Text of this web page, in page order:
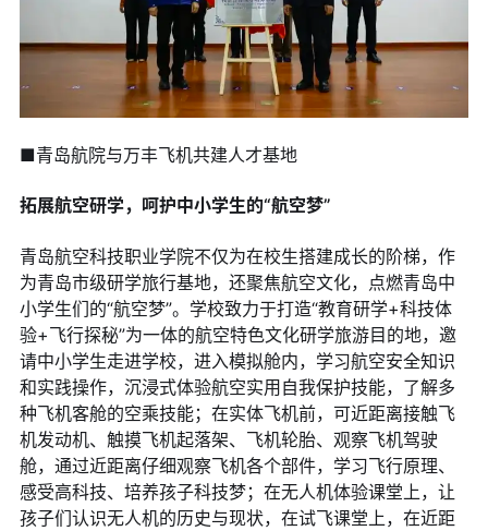
■青岛航院与万丰飞机共建人才基地
拓展航空研学，呵护中小学生的“航空梦”
青岛航空科技职业学院不仅为在校生搭建成长的阶梯，作
为青岛市级研学旅行基地，还聚焦航空文化，点燃青岛中
小学生们的“航空梦”。学校致力于打造“教育研学+科技体
验+飞行探秘”为一体的航空特色文化研学旅游目的地，邀
请中小学生走进学校，进入模拟舱内，学习航空安全知识
和实践操作，沉浸式体验航空实用自我保护技能，了解多
种飞机客舱的空乘技能；在实体飞机前，可近距离接触飞
机发动机、触摸飞机起落架、飞机轮胎、观察飞机驾驶
舱，通过近距离仔细观察飞机各个部件，学习飞行原理、
感受高科技、培养孩子科技梦；在无人机体验课堂上，让
孩子们认识无人机的历史与现状，在试飞课堂上，在近距